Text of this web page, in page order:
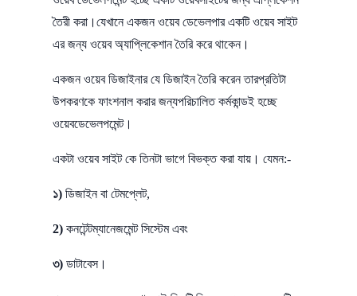
তৈরী করা।যেখানে একজন ওয়েব ডেভেলপার একটি ওয়েব সাইট
এর জন্য ওয়েব অ্যাপ্লিকেশান তৈরি করে থাকেন।
একজন ওয়েব ডিজাইনার যে ডিজাইন তৈরি করেন তারপ্রতিটা
উপকরণকে ফাংশনাল করার জন্যপরিচালিত কর্মকান্ডই হচ্ছে
ওয়েবডেভেলপমেন্ট।
একটা ওয়েব সাইট কে তিনটা ভাগে বিভক্ত করা যায়। যেমন:-
১) ডিজাইন বা টেমপ্লেট,
2) কনটেন্টম্যানেজমেন্ট সিস্টেম এবং
৩) ডাটাবেস।